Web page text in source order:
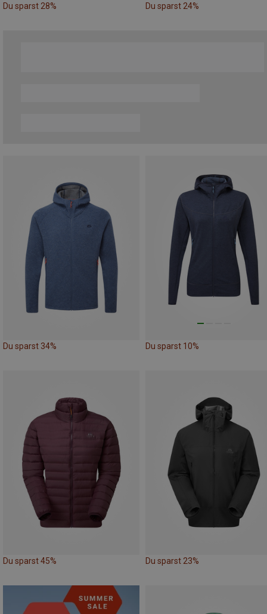
Du sparst 28% Du sparst 24%
Du sparst 34% Du sparst 10%
Du sparst 45% Du sparst 23%